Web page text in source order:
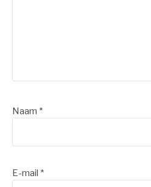
Naam *
E-mail *